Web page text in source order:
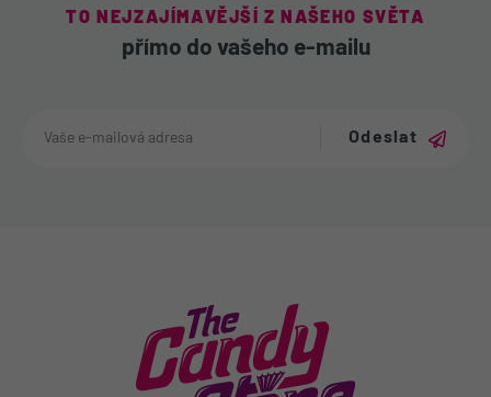
TO NEJZAJÍMAVĚJŠÍ Z NAŠEHO SVĚTA
přímo do vašeho e-mailu
Odeslat